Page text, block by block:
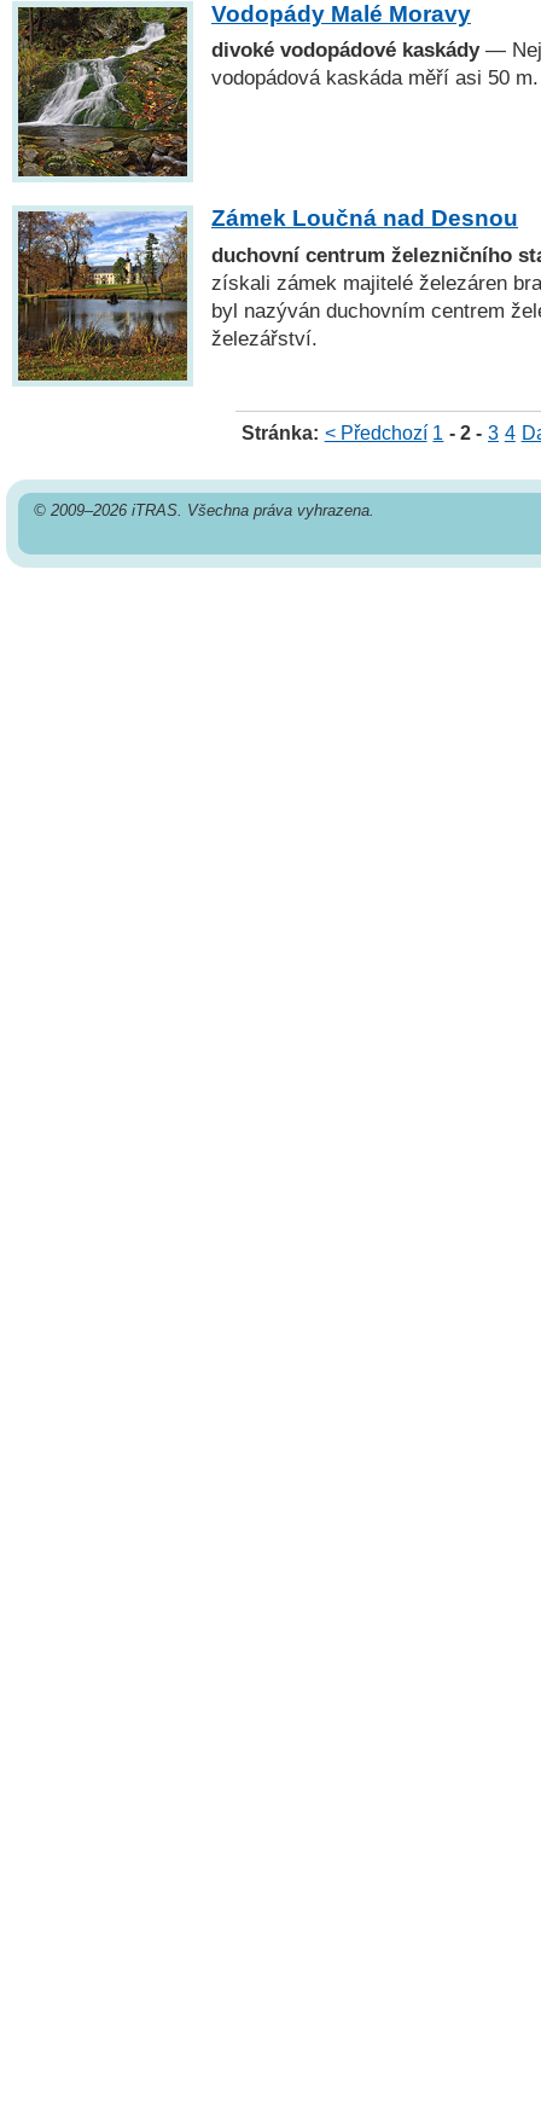
Vodopády Malé Moravy
divoké vodopádové kaskády —
vodopádová kaskáda měří asi 50 m.
Zámek Loučná nad Desnou
duchovní centrum železničního
získali zámek majitelé železáren
byl nazýván duchovním centrem
železářství.
Stránka: < Předchozí 1 - 2 - 3 4
© 2009–2026 iTRAS. Všechna práva vyhrazena.